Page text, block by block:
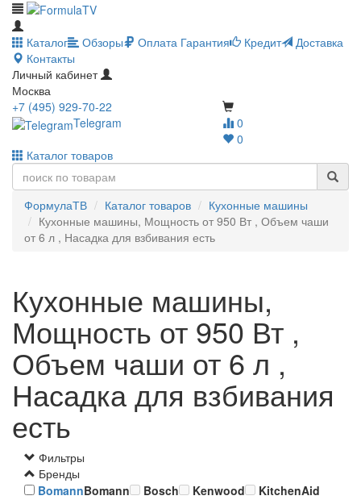
Каталог Обзоры Оплата Гарантия Кредит
Доставка
Контакты
Личный кабинет
Москва
0
0
+7 (495) 929-70-22
Telegram
Каталог товаров
ФормулаТВ Каталог товаров
Кухонные машины
Кухонные машины, Мощность от 950 Вт , Объем чаши
от 6 л , Насадка для взбивания есть
Кухонные машины,
Мощность от 950 Вт ,
Объем чаши от 6 л ,
Насадка для взбивания
есть
Фильтры
Бренды
BomannBomann Bosch Kenwood
KitchenAid